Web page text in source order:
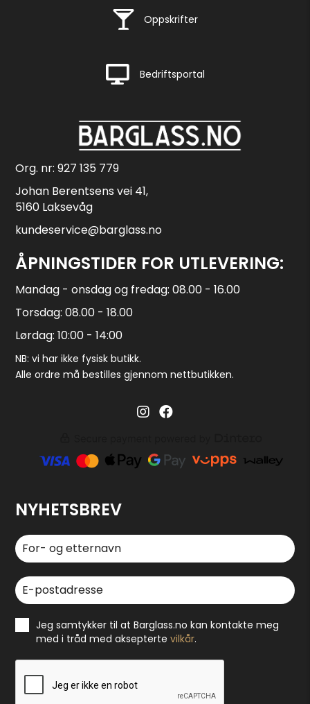
Rask levering
Oppskrifter
Rask levering
Bedriftsportal
Org. nr: 927 135 779
Johan Berentsens vei 41,
5160 Laksevåg
kundeservice@barglass.no
ÅPNINGSTIDER FOR UTLEVERING:
Mandag - onsdag og fredag: 08.00 - 16.00
Torsdag: 08.00 - 18.00
Lørdag: 10:00 - 14:00
NB: vi har ikke fysisk butikk.
Alle ordre må bestilles gjennom nettbutikken.
Barglass.no instagram
Barglass facebook
NYHETSBREV
Jeg samtykker til at Barglass.no kan kontakte meg
med i tråd med akseptertevilkår.